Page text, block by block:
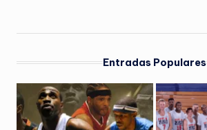
Entradas Populares